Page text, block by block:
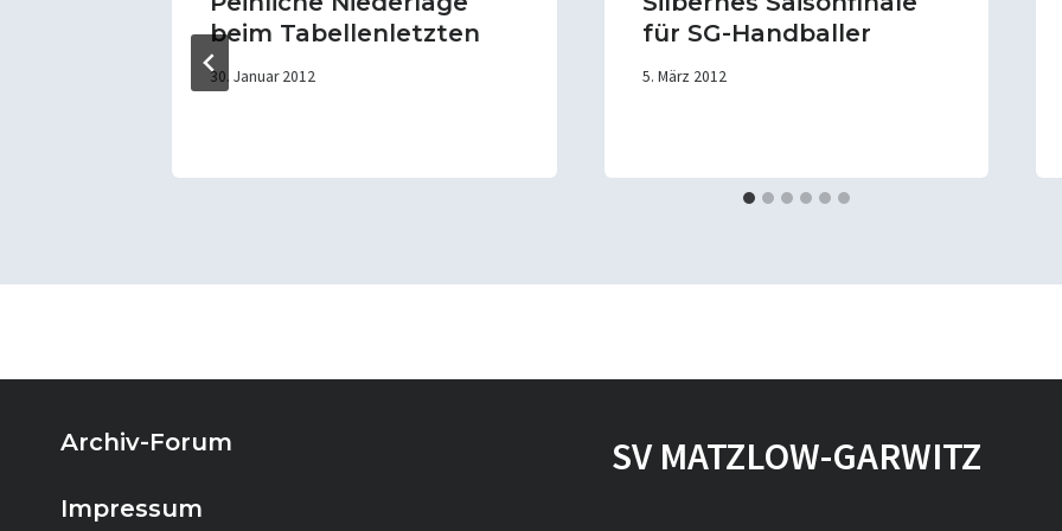
beim Tabellenletzten
30. Januar 2012
für SG-Handballer
5. März 2012
Archiv-Forum
Impressum
SV MATZLOW-GARWITZ